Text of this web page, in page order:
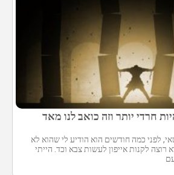
חרדי יותר וזה כואב לנו מאד
לבחור בן 17 ,ליטאי, לפני כמה חודשים הוא הודיע לי שהוא לא
רוצה לקנות אייפון לעשות צבא וכד. הייתי